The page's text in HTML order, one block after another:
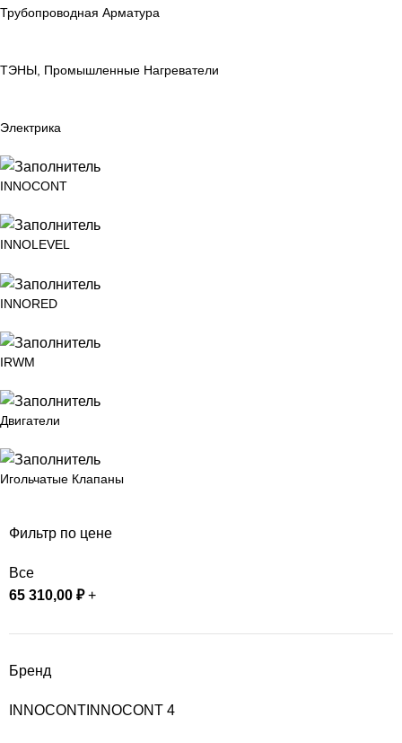
Трубопроводная Арматура
ТЭНЫ, Промышленные Нагреватели
Электрика
INNOCONT
INNOLEVEL
INNORED
IRWM
Двигатели
Игольчатые Клапаны
Фильтр по цене
Все
65 310,00 ₽+
Бренд
INNOCONT INNOCONT 4